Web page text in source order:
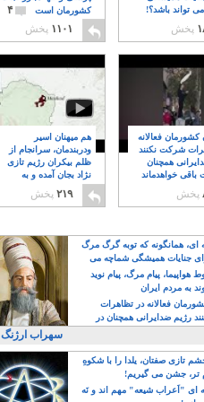
کشورمان است
۴
۱۱۰۱ پخش
تواند باشد؟!
پخش
هم میهنان اسیر
ودربندمان، سرانجام از
ظلم بیکران رژیم تازی
نژاد بجان آمده و به
۲۱۹ پخش
کشورمان فعالانه
شرکت نکنند
همچنان
باقی خواهدماند
پخش
ای، همانگونه که توبه گرگ مرگ
جنایات همیشگی شماچه می
هواپیما، پیام مرگ، پیام نوید
به مردم ایران
فعالانه در تظاهرات
رژیم ضدایرانی همچنان در
خواهدماند
سهراب ارژنگ
تازی صفتان، یلدا را با شکوهِ
تر، جشن می گیریم!
ای "اَعراب شیعه" مهم اند و نَه